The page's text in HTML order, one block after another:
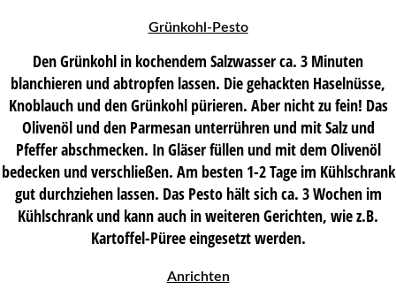
Grünkohl-Pesto
Den Grünkohl in kochendem Salzwasser ca. 3 Minuten
blanchieren und abtropfen lassen. Die gehackten Haselnüsse,
Knoblauch und den Grünkohl pürieren. Aber nicht zu fein! Das
Olivenöl und den Parmesan unterrühren und mit Salz und
Pfeffer abschmecken. In Gläser füllen und mit dem Olivenöl
bedecken und verschließen. Am besten 1-2 Tage im Kühlschrank
gut durchziehen lassen. Das Pesto hält sich ca. 3 Wochen im
Kühlschrank und kann auch in weiteren Gerichten, wie z.B.
Kartoffel-Püree eingesetzt werden.
Anrichten